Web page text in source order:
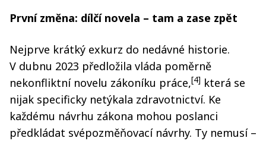
První změna: dílčí novela – tam a zase zpět
Nejprve krátký exkurz do nedávné historie.
V dubnu 2023 předložila vláda poměrně
nekonfliktní novelu zákoníku práce,[4] která se
nijak specificky netýkala zdravotnictví. Ke
každému návrhu zákona mohou poslanci
předkládat svépozměňovací návrhy. Ty nemusí –